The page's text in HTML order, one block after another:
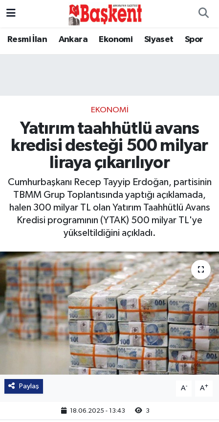
Resmi İlan Ankara Ekonomi Siyaset Spor
EKONOMI
Yatırım taahhütlü avans
kredisi desteği 500 milyar
liraya çıkarılıyor
Cumhurbaşkanı Recep Tayyip Erdoğan, partisinin
TBMM Grup Toplantısında yaptığı açıklamada,
halen 300 milyar TL olan Yatırım Taahhütlü Avans
Kredisi programının (YTAK) 500 milyar TL'ye
yükseltildiğini açıkladı.
Paylaş A- A+
18.06.2025 - 13:43 3